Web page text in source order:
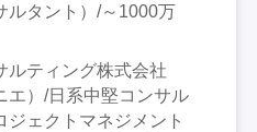
ルタント）/～1000万
ルティング株式会社
エ）/日系中堅コンサル
ジェクトマネジメント